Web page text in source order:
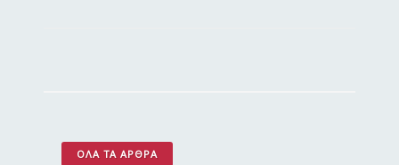
ΌΛΑ ΤΑ ΆΡΘΡΑ